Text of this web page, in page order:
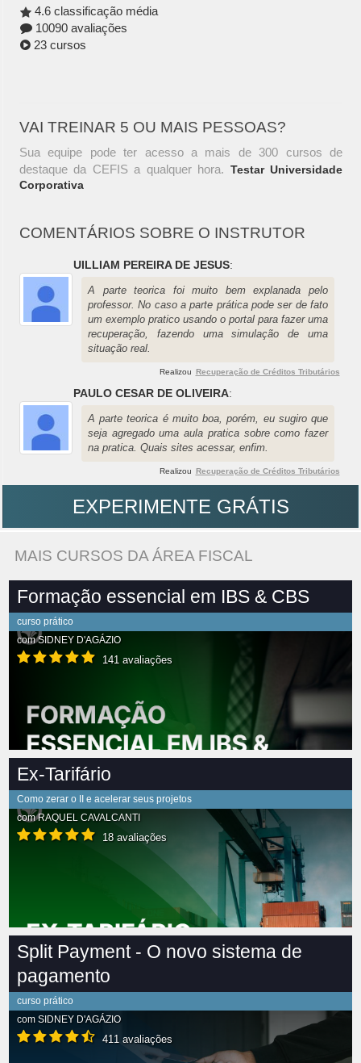
4.6 classificação média
10090 avaliações
23 cursos
VAI TREINAR 5 OU MAIS PESSOAS?
Sua equipe pode ter acesso a mais de 300 cursos de
destaque da CEFIS a qualquer hora. Testar Universidade
Corporativa
COMENTÁRIOS SOBRE O INSTRUTOR
UILLIAM PEREIRA DE JESUS:
A parte teorica foi muito bem explanada pelo
professor. No caso a parte prática pode ser de fato
um exemplo pratico usando o portal para fazer uma
recuperação, fazendo uma simulação de uma
situação real.
Realizou Recuperação de Créditos Tributários
PAULO CESAR DE OLIVEIRA:
A parte teorica é muito boa, porém, eu sugiro que
seja agregado uma aula pratica sobre como fazer
na pratica. Quais sites acessar, enfim.
Realizou Recuperação de Créditos Tributários
EXPERIMENTE GRÁTIS
MAIS CURSOS DA ÁREA FISCAL
Formação essencial em IBS & CBS
curso prático
comSIDNEY D'AGÁZIO
141 avaliações
Ex-Tarifário
Como zerar o II e acelerar seus projetos
comRAQUEL CAVALCANTI
18 avaliações
Split Payment - O novo sistema de
pagamento
curso prático
com SIDNEY D'AGÁZIO
411 avaliações